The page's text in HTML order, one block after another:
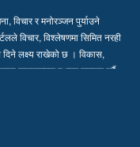
विचार र मनोरञ्जन पुर्याउने
विचार, विश्लेषणमा सिमित नरही
दिने लक्ष्य राखेको छ । विकास,
सकारात्मक पक्षहरु उजागर गर्दै
गर्न हामी प्रतिवद्ध छौं…